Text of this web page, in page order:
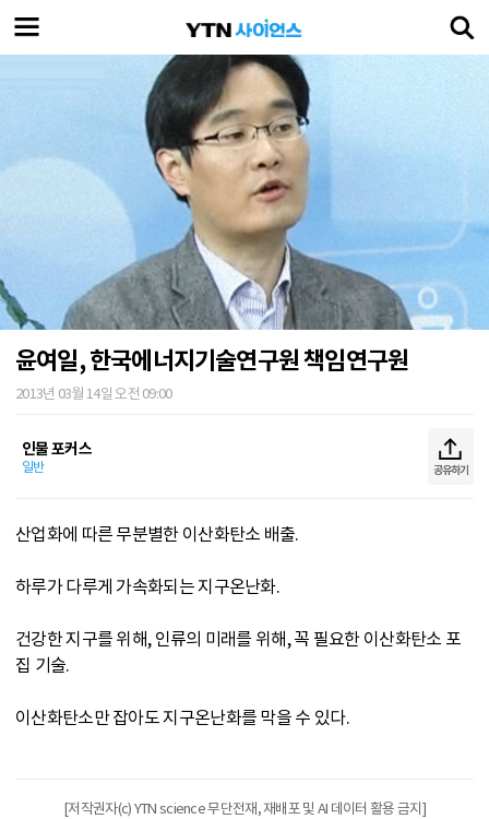
윤여일, 한국에너지기술연구원 책임연구원
2013년 03월 14일 오전 09:00
인물 포커스
일반 공유하기
산업화에 따른 무분별한 이산화탄소 배출.
하루가 다루게 가속화되는 지구온난화.
건강한 지구를 위해, 인류의 미래를 위해, 꼭 필요한 이산화탄소 포
집 기술.
이산화탄소만 잡아도 지구온난화를 막을 수 있다.
[저작권자(c) YTN science 무단전재, 재배포 및 AI 데이터 활용 금지]